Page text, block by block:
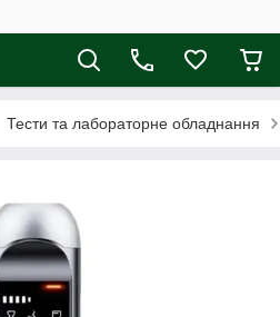
Тести та лабораторне обладнання